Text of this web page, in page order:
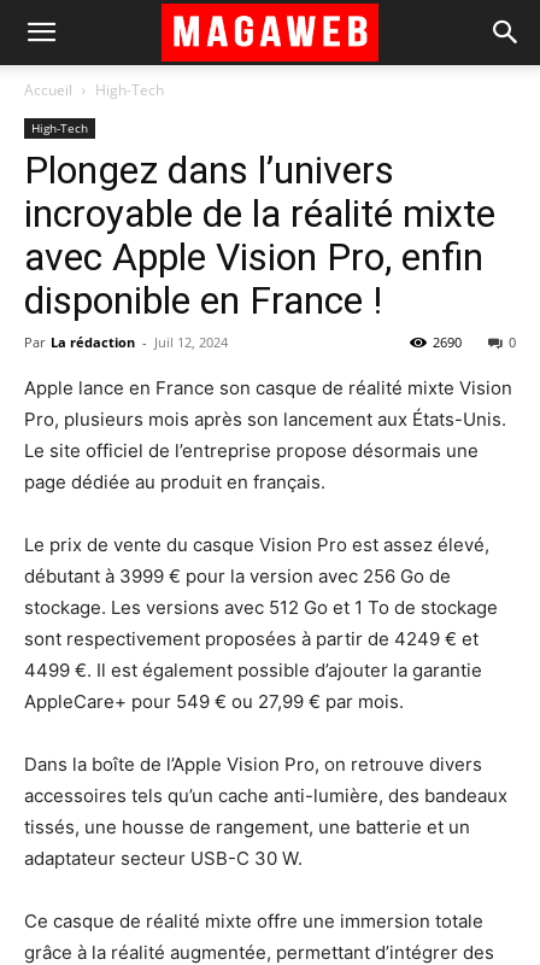
Accueil High-Tech
High-Tech
Plongez dans l’univers
incroyable de la réalité mixte
avec Apple Vision Pro, enfin
disponible en France !
Par La rédaction - Juil 12, 2024 0
2690
Apple lance en France son casque de réalité mixte Vision
Pro, plusieurs mois après son lancement aux États-Unis.
Le site officiel de l’entreprise propose désormais une
page dédiée au produit en français.
Le prix de vente du casque Vision Pro est assez élevé,
débutant à 3999 € pour la version avec 256 Go de
stockage. Les versions avec 512 Go et 1 To de stockage
sont respectivement proposées à partir de 4249 € et
4499 €. Il est également possible d’ajouter la garantie
AppleCare+ pour 549 € ou 27,99 € par mois.
Dans la boîte de l’Apple Vision Pro, on retrouve divers
accessoires tels qu’un cache anti-lumière, des bandeaux
tissés, une housse de rangement, une batterie et un
adaptateur secteur USB-C 30 W.
Ce casque de réalité mixte offre une immersion totale
grâce à la réalité augmentée, permettant d’intégrer des